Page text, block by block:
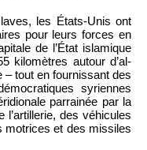
les États-Unis ont
pour leurs forces en
de l’État islamique
kilomètres autour d’al-
– tout en fournissant des
syriennes
parrainée par la
des véhicules
motrices et des missiles